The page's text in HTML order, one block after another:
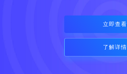
立即查看
了解详情